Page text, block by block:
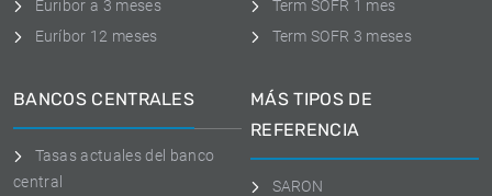
Euribor a 3 meses
Euríbor 12 meses
Term SOFR 1 mes
Term SOFR 3 meses
BANCOS CENTRALES
Tasas actuales del banco
central
MÁS TIPOS DE
REFERENCIA
SARON